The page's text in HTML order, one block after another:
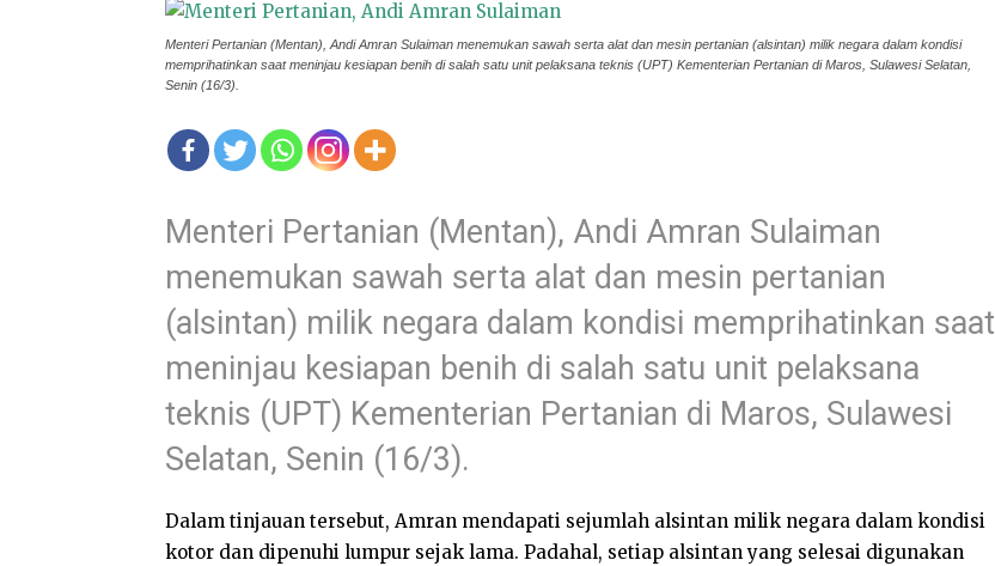
Menteri Pertanian (Mentan), Andi Amran Sulaiman menemukan sawah serta alat dan mesin pertanian (alsintan) milik negara dalam kondisi
memprihatinkan saat meninjau kesiapan benih di salah satu unit pelaksana teknis (UPT) Kementerian Pertanian di Maros, Sulawesi Selatan,
Senin (16/3).
Menteri Pertanian (Mentan), Andi Amran Sulaiman
menemukan sawah serta alat dan mesin pertanian
(alsintan) milik negara dalam kondisi memprihatinkan saat
meninjau kesiapan benih di salah satu unit pelaksana
teknis (UPT) Kementerian Pertanian di Maros, Sulawesi
Selatan, Senin (16/3).
Dalam tinjauan tersebut, Amran mendapati sejumlah alsintan milik negara dalam kondisi
kotor dan dipenuhi lumpur sejak lama. Padahal, setiap alsintan yang selesai digunakan